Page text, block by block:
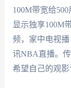
100M带宽给
显示独享100M
频，家中电视
讯NBA直播。
希望自己的观影